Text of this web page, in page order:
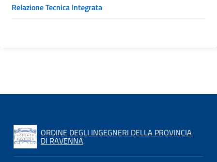
Relazione Tecnica Integrata
ORDINE DEGLI INGEGNERI DELLA PROVINCIA
DI RAVENNA